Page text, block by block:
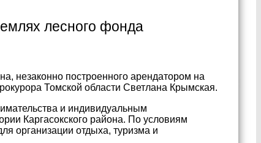
лесного фонда
незаконно построенного арендатором на
Томской области Светлана Крымская.
и индивидуальным
Каргасокского района. По условиям
организации отдыха, туризма и